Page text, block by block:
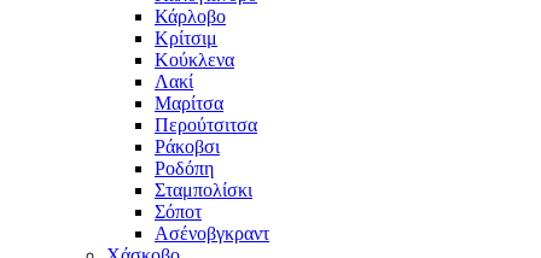
Κάρλοβο
Κρίτσιμ
Κούκλενα
Λακί
Μαρίτσα
Περούτσιτσα
Ράκοβσι
Ροδόπη
Σταμπολίσκι
Σόποτ
Ασένοβγκραντ